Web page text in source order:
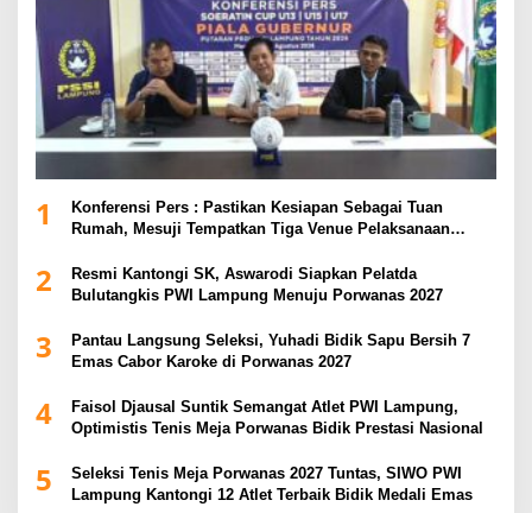
1
Konferensi Pers : Pastikan Kesiapan Sebagai Tuan
Rumah, Mesuji Tempatkan Tiga Venue Pelaksanaan
2
Resmi Kantongi SK, Aswarodi Siapkan Pelatda
Bulutangkis PWI Lampung Menuju Porwanas 2027
3
Pantau Langsung Seleksi, Yuhadi Bidik Sapu Bersih 7
Emas Cabor Karoke di Porwanas 2027
4
Faisol Djausal Suntik Semangat Atlet PWI Lampung,
Optimistis Tenis Meja Porwanas Bidik Prestasi Nasional
5
Seleksi Tenis Meja Porwanas 2027 Tuntas, SIWO PWI
Lampung Kantongi 12 Atlet Terbaik Bidik Medali Emas